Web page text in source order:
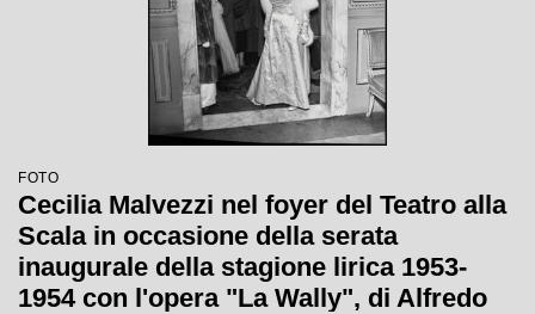
FOTO
Cecilia Malvezzi nel foyer del Teatro alla
Scala in occasione della serata
inaugurale della stagione lirica 1953-
1954 con l'opera "La Wally", di Alfredo